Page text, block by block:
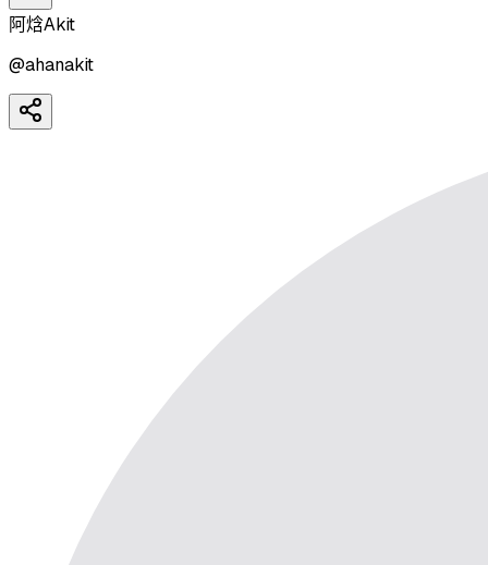
阿焓Akit
@ahanakit